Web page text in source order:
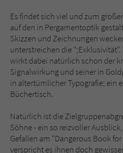
Es findet sich viel und zum
auf den in Pergamentoptik
Skizzen und Zeichnungen
unterstreichen die
wirkt dabei natürlich schon der
Signalwirkung und seiner in
in altertümlicher Typografie; ein
Büchertisch.
Natürlich ist die
Söhne - ein so reizvoller
Gefallen am "Dangerous Book
verspricht es ihnen doch